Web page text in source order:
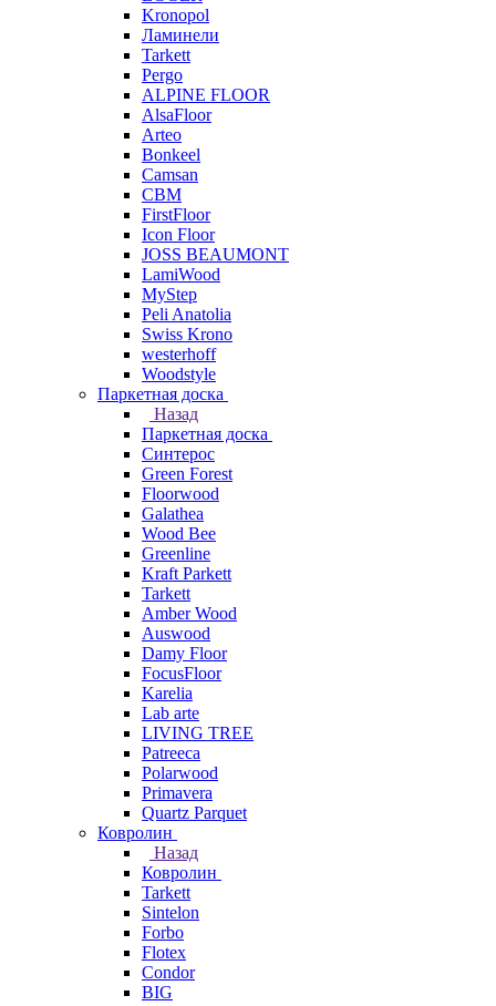
Kronopol
Ламинели
Tarkett
Pergo
ALPINE FLOOR
AlsaFloor
Arteo
Bonkeel
Camsan
CBM
FirstFloor
Icon Floor
JOSS BEAUMONT
LamiWood
MyStep
Peli Anatolia
Swiss Krono
westerhoff
Woodstyle
Паркетная доска
Назад
Паркетная доска
Синтерос
Green Forest
Floorwood
Galathea
Wood Bee
Greenline
Kraft Parkett
Tarkett
Amber Wood
Auswood
Damy Floor
FocusFloor
Karelia
Lab arte
LIVING TREE
Patreeca
Polarwood
Primavera
Quartz Parquet
Ковролин
Назад
Ковролин
Tarkett
Sintelon
Forbo
Flotex
Condor
BIG